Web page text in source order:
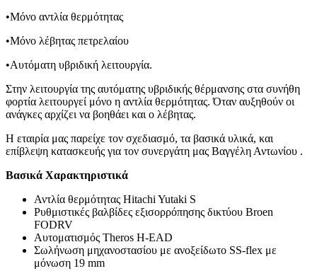
•Μόνο αντλία θερμότητας
•Μόνο λέβητας πετρελαίου
•Αυτόματη υβριδική λειτουργία.
Στην λειτουργία της αυτόματης υβριδικής θέρμανσης στα συνήθη
φορτία λειτουργεί μόνο η αντλία θερμότητας. Όταν αυξηθούν οι
ανάγκες αρχίζει να βοηθάει και ο λέβητας.
Η εταιρία μας παρείχε τον σχεδιασμό, τα βασικά υλικά, και
επίβλεψη κατασκευής για τον συνεργάτη μας Βαγγέλη Αντωνίου .
Βασικά Χαρακτηριστικά
Αντλία θερμότητας Hitachi Yutaki S
Ρυθμιστικές βαλβίδες εξισορρόπησης δικτύου Broen
FODRV
Αυτοματισμός Theros H-EAD
Σωλήνωση μηχανοστασίου με ανοξείδωτο SS-flex με
μόνωση 19 mm